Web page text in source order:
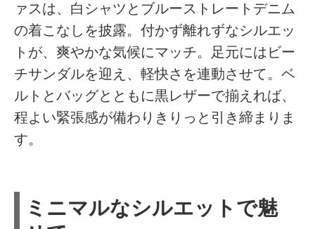
ァスは、白シャツとブルーストレートデニム
の着こなしを披露。付かず離れずなシルエッ
トが、爽やかな気候にマッチ。足元にはビー
チサンダルを迎え、軽快さを連動させて。ベ
ルトとバッグとともに黒レザーで揃えれば、
程よい緊張感が備わりきりっと引き締まりま
す。
ミニマルなシルエットで魅